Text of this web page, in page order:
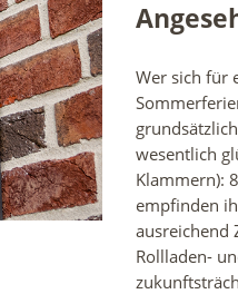
Wer sich für
wesentlich
Klammern):
empfinden
ausreichend
Rollladen-